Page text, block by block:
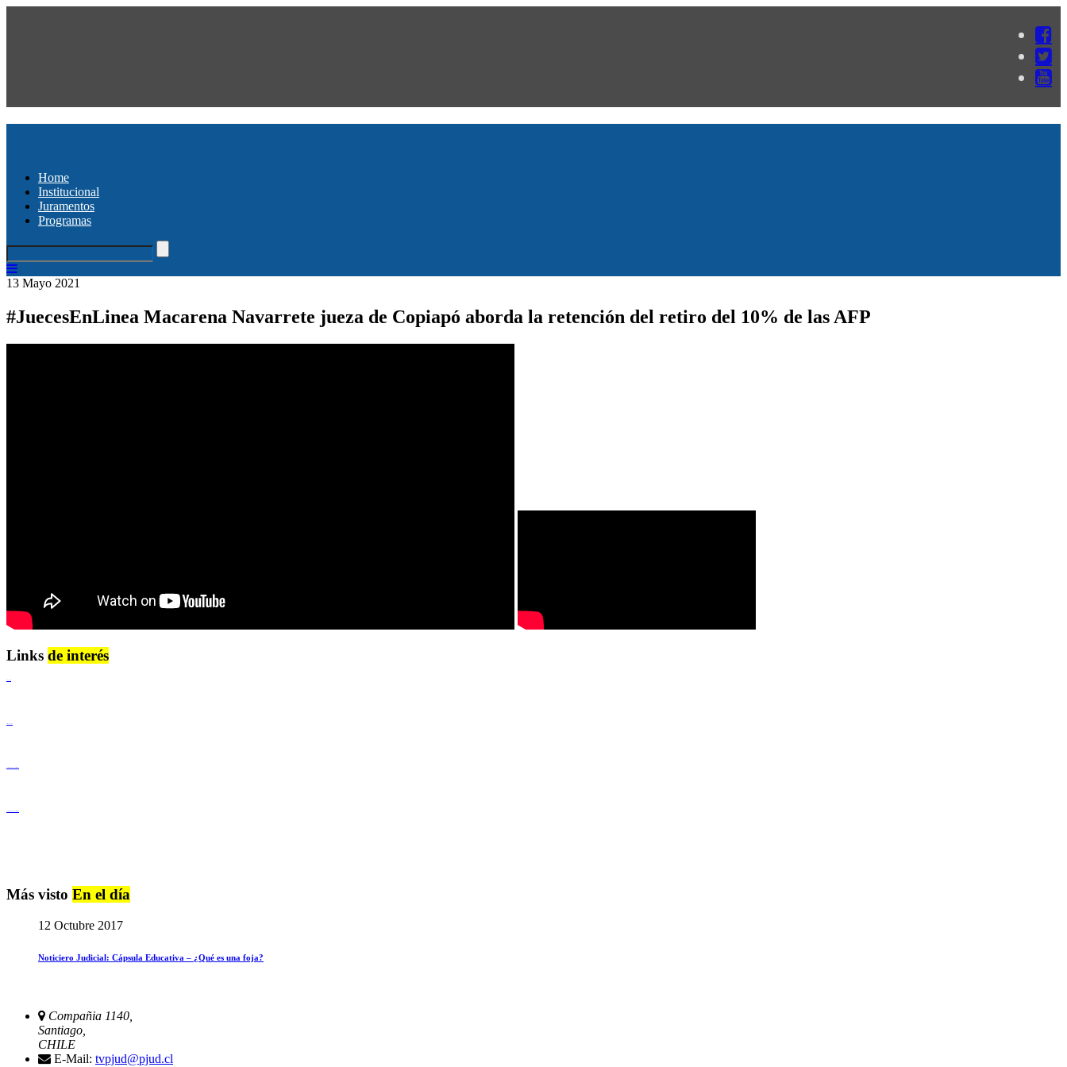
Home
Institucional
Juramentos
Programas
13 Mayo 2021
#JuecesEnLinea Macarena Navarrete jueza de Copiapó aborda la retención del retiro del 10% de las AFP
Links de interés
Más visto En el día
12 Octubre 2017
Noticiero Judicial: Cápsula Educativa – ¿Qué es una foja?
Compañia 1140,
Santiago,
CHILE
E-Mail: tvpjud@pjud.cl